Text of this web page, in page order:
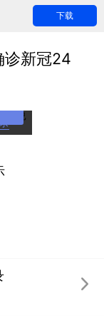
下载
诊新冠24